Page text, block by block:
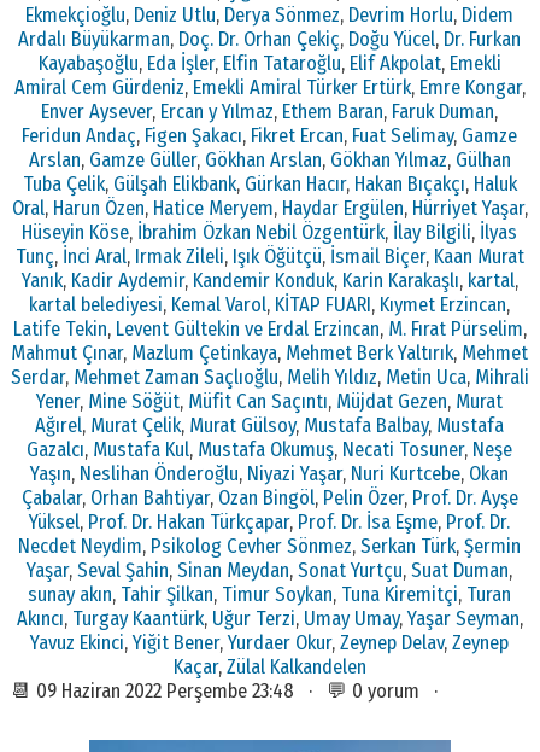
Ekmekçioğlu, Deniz Utlu, Derya Sönmez, Devrim Horlu, Didem
Ardalı Büyükarman, Doç. Dr. Orhan Çekiç, Doğu Yücel, Dr. Furkan
Kayabaşoğlu, Eda İşler, Elfin Tataroğlu, Elif Akpolat, Emekli
Amiral Cem Gürdeniz, Emekli Amiral Türker Ertürk, Emre Kongar,
Enver Aysever, Ercan y Yılmaz, Ethem Baran, Faruk Duman,
Feridun Andaç, Figen Şakacı, Fikret Ercan, Fuat Selimay, Gamze
Arslan, Gamze Güller, Gökhan Arslan, Gökhan Yılmaz, Gülhan
Tuba Çelik, Gülşah Elikbank, Gürkan Hacır, Hakan Bıçakçı, Haluk
Oral, Harun Özen, Hatice Meryem, Haydar Ergülen, Hürriyet Yaşar,
Hüseyin Köse, İbrahim Özkan Nebil Özgentürk, İlay Bilgili, İlyas
Tunç, İnci Aral, Irmak Zileli, Işık Öğütçü, İsmail Biçer, Kaan Murat
Yanık, Kadir Aydemir, Kandemir Konduk, Karin Karakaşlı, kartal,
kartal belediyesi, Kemal Varol, KİTAP FUARI, Kıymet Erzincan,
Latife Tekin, Levent Gültekin ve Erdal Erzincan, M. Fırat Pürselim,
Mahmut Çınar, Mazlum Çetinkaya, Mehmet Berk Yaltırık, Mehmet
Serdar, Mehmet Zaman Saçlıoğlu, Melih Yıldız, Metin Uca, Mihrali
Yener, Mine Söğüt, Müfit Can Saçıntı, Müjdat Gezen, Murat
Ağırel, Murat Çelik, Murat Gülsoy, Mustafa Balbay, Mustafa
Gazalcı, Mustafa Kul, Mustafa Okumuş, Necati Tosuner, Neşe
Yaşın, Neslihan Önderoğlu, Niyazi Yaşar, Nuri Kurtcebe, Okan
Çabalar, Orhan Bahtiyar, Ozan Bingöl, Pelin Özer, Prof. Dr. Ayşe
Yüksel, Prof. Dr. Hakan Türkçapar, Prof. Dr. İsa Eşme, Prof. Dr.
Necdet Neydim, Psikolog Cevher Sönmez,Serkan Türk,Şermin
Yaşar,Seval Şahin,Sinan Meydan,Sonat Yurtçu,Suat Duman,
sunay akın, Tahir Şilkan, Timur Soykan, Tuna Kiremitçi, Turan
Akıncı, Turgay Kaantürk, Uğur Terzi, Umay Umay,Yaşar Seyman,
Yavuz Ekinci,Yiğit Bener,Yurdaer Okur,Zeynep Delav,Zeynep
Kaçar, Zülal Kalkandelen
📆 09 Haziran 2022 Perşembe 23:48 · 💬 0 yorum ·